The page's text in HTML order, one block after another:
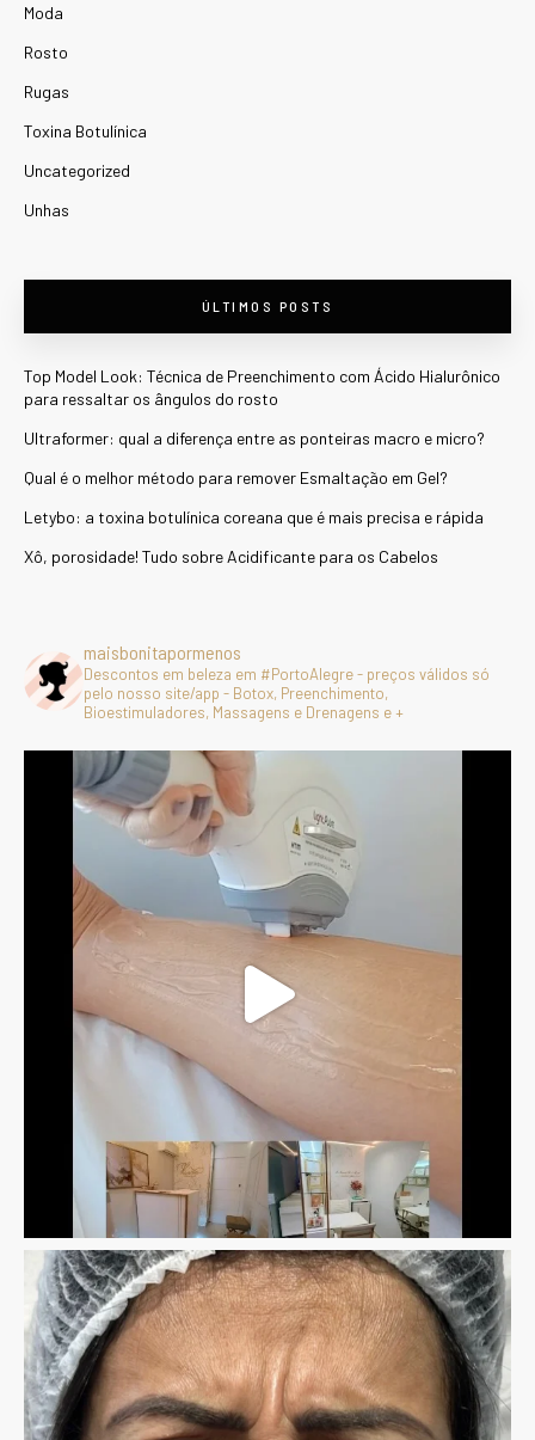
Moda
Rosto
Rugas
Toxina Botulínica
Uncategorized
Unhas
ÚLTIMOS POSTS
Top Model Look: Técnica de Preenchimento com Ácido Hialurônico
para ressaltar os ângulos do rosto
Ultraformer: qual a diferença entre as ponteiras macro e micro?
Qual é o melhor método para remover Esmaltação em Gel?
Letybo: a toxina botulínica coreana que é mais precisa e rápida
Xô, porosidade! Tudo sobre Acidificante para os Cabelos
maisbonitapormenos
Descontos em beleza em #PortoAlegre - preços válidos só
pelo nosso site/app - Botox, Preenchimento,
Bioestimuladores, Massagens e Drenagens e +